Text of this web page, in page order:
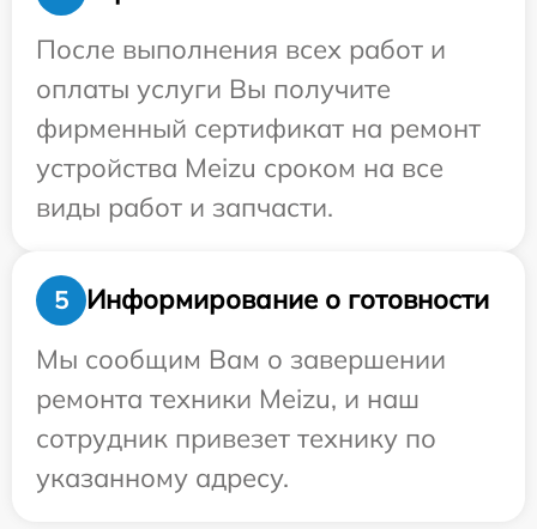
После выполнения всех работ и
оплаты услуги Вы получите
фирменный сертификат на ремонт
устройства Meizu сроком на все
виды работ и запчасти.
5
Информирование о готовности
Мы сообщим Вам о завершении
ремонта техники Meizu, и наш
сотрудник привезет технику по
указанному адресу.